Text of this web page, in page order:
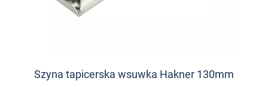
Szyna tapicerska wsuwka Hakner 130mm